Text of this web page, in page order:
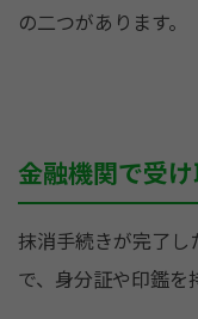
の二つがあります。
金融機関で受
抹消手続きが完了し
で、身分証や印鑑を